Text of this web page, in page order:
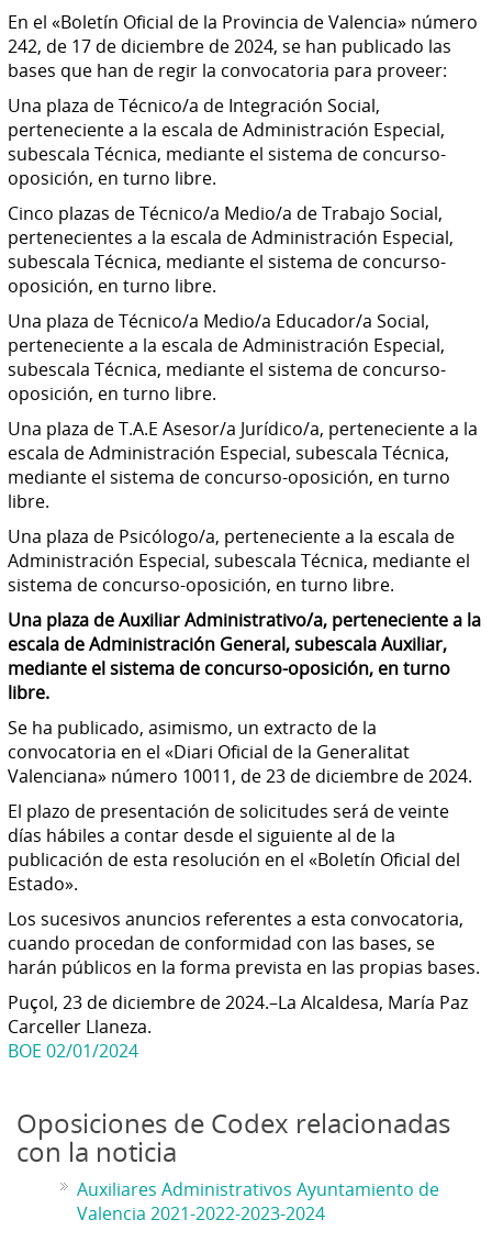
En el «Boletín Oficial de la Provincia de Valencia» número
242, de 17 de diciembre de 2024, se han publicado las
bases que han de regir la convocatoria para proveer:
Una plaza de Técnico/a de Integración Social,
perteneciente a la escala de Administración Especial,
subescala Técnica, mediante el sistema de concurso-
oposición, en turno libre.
Cinco plazas de Técnico/a Medio/a de Trabajo Social,
pertenecientes a la escala de Administración Especial,
subescala Técnica, mediante el sistema de concurso-
oposición, en turno libre.
Una plaza de Técnico/a Medio/a Educador/a Social,
perteneciente a la escala de Administración Especial,
subescala Técnica, mediante el sistema de concurso-
oposición, en turno libre.
Una plaza de T.A.E Asesor/a Jurídico/a, perteneciente a la
escala de Administración Especial, subescala Técnica,
mediante el sistema de concurso-oposición, en turno
libre.
Una plaza de Psicólogo/a, perteneciente a la escala de
Administración Especial, subescala Técnica, mediante el
sistema de concurso-oposición, en turno libre.
Una plaza de Auxiliar Administrativo/a, perteneciente a la
escala de Administración General, subescala Auxiliar,
mediante el sistema de concurso-oposición, en turno
libre.
Se ha publicado, asimismo, un extracto de la
convocatoria en el «Diari Oficial de la Generalitat
Valenciana» número 10011, de 23 de diciembre de 2024.
El plazo de presentación de solicitudes será de veinte
días hábiles a contar desde el siguiente al de la
publicación de esta resolución en el «Boletín Oficial del
Estado».
Los sucesivos anuncios referentes a esta convocatoria,
cuando procedan de conformidad con las bases, se
harán públicos en la forma prevista en las propias bases.
Puçol, 23 de diciembre de 2024.–La Alcaldesa, María Paz
Carceller Llaneza.
BOE 02/01/2024
Oposiciones de Codex relacionadas
con la noticia
Auxiliares Administrativos Ayuntamiento de
Valencia 2021-2022-2023-2024